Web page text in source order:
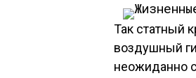
Так статный
воздушный
неожиданно